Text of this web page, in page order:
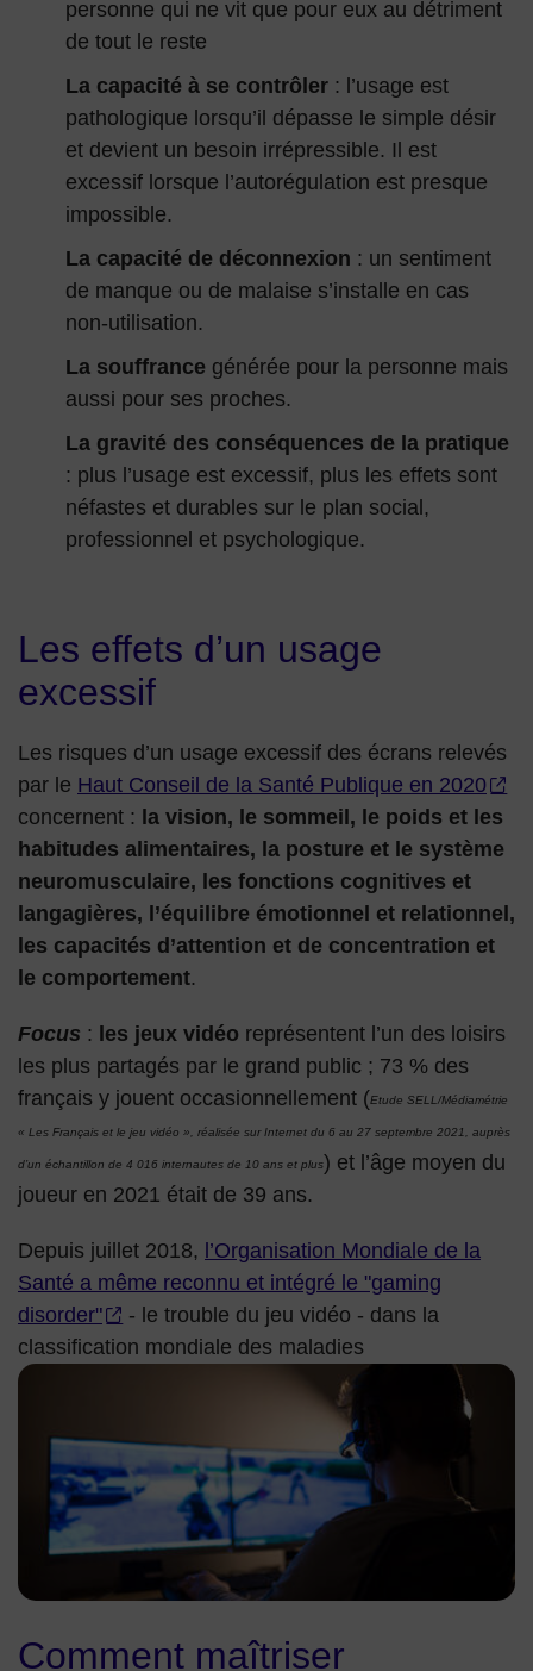
personne qui ne vit que pour eux au détriment
de tout le reste
La capacité à se contrôler : l’usage est
pathologique lorsqu’il dépasse le simple désir
et devient un besoin irrépressible. Il est
excessif lorsque l’autorégulation est presque
impossible.
La capacité de déconnexion : un sentiment
de manque ou de malaise s’installe en cas
non-utilisation.
La souffrance générée pour la personne mais
aussi pour ses proches.
La gravité des conséquences de la pratique
: plus l’usage est excessif, plus les effets sont
néfastes et durables sur le plan social,
professionnel et psychologique.
Les effets d’un usage
excessif
Les risques d’un usage excessif des écrans relevés
par le Haut Conseil de la Santé Publique en 2020
concernent : la vision, le sommeil, le poids et les
habitudes alimentaires, la posture et le système
neuromusculaire, les fonctions cognitives et
langagières, l’équilibre émotionnel et relationnel,
les capacités d’attention et de concentration et
le comportement.
Focus : les jeux vidéo représentent l’un des loisirs
les plus partagés par le grand public ; 73 % des
français y jouent occasionnellement (Etude SELL/Médiamétrie
« Les Français et le jeu vidéo », réalisée sur Internet du 6 au 27 septembre 2021, auprès
d’un échantillon de 4 016 internautes de 10 ans et plus) et l’âge moyen du
joueur en 2021 était de 39 ans.
Depuis juillet 2018, l’Organisation Mondiale de la
Santé a même reconnu et intégré le "gaming
disorder"
- le trouble du jeu vidéo - dans la
classification mondiale des maladies
Comment maîtriser